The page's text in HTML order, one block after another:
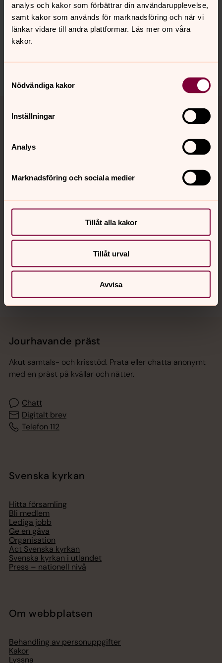
analys och kakor som förbättrar din användarupplevelse,
samt kakor som används för marknadsföring och när vi
länkar vidare till andra plattformar. Läs mer om våra
kakor.
Nödvändiga kakor
Inställningar
Analys
Marknadsföring och sociala medier
Tillåt alla kakor
Tillåt urval
Avvisa
Senast ändrad 12 maj 2020
Synpunkter eller frågor på sidans
innehåll?
Kontakt
Sociala kanaler
Jourhavande präst
Akut samtals- och krisstöd. Prata eller chatta anonymt
med en präst på kvällar och nätter.
Chatt
Digitalt brev
Telefon 112
Svenska kyrkan
Hitta församling
Bli medlem
Lediga jobb
Ge en gåva
Organisation
Act Svenska kyrkan
Svenska kyrkan i utlandet
Press – nationell nivå
Om webbplatsen
Behandling av personuppgifter
Kakor
Lyssna